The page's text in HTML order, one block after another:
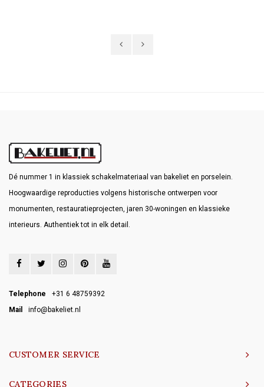
Dé nummer 1 in klassiek schakelmateriaal van bakeliet en porselein.
Hoogwaardige reproducties volgens historische ontwerpen voor
monumenten, restauratieprojecten, jaren 30-woningen en klassieke
interieurs. Authentiek tot in elk detail.
Telephone
+31 6 48759392
Mail
info@bakeliet.nl
CUSTOMER SERVICE
CATEGORIES